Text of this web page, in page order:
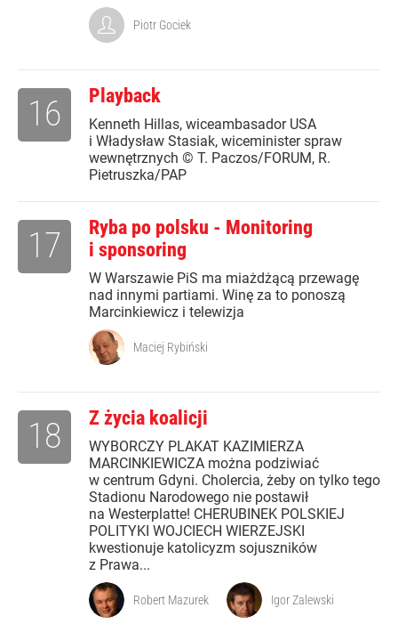
Piotr Gociek
Playback
Kenneth Hillas, wiceambasador USA
i Władysław Stasiak, wiceminister spraw
wewnętrznych © T. Paczos/FORUM, R.
Pietruszka/PAP
16
Ryba po polsku - Monitoring
i sponsoring
W Warszawie PiS ma miażdżącą przewagę
nad innymi partiami. Winę za to ponoszą
Marcinkiewicz i telewizja
17
Maciej Rybiński
Z życia koalicji
WYBORCZY PLAKAT KAZIMIERZA
MARCINKIEWICZA można podziwiać
w centrum Gdyni. Cholercia, żeby on tylko tego
Stadionu Narodowego nie postawił
na Westerplatte! CHERUBINEK POLSKIEJ
POLITYKI WOJCIECH WIERZEJSKI
kwestionuje katolicyzm sojuszników
z Prawa...
18
Robert Mazurek Igor Zalewski